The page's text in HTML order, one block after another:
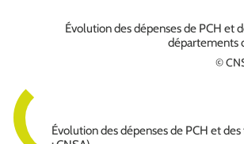
Évolution des dépenses de PCH et
départements
©
Évolution des dépenses de PCH et